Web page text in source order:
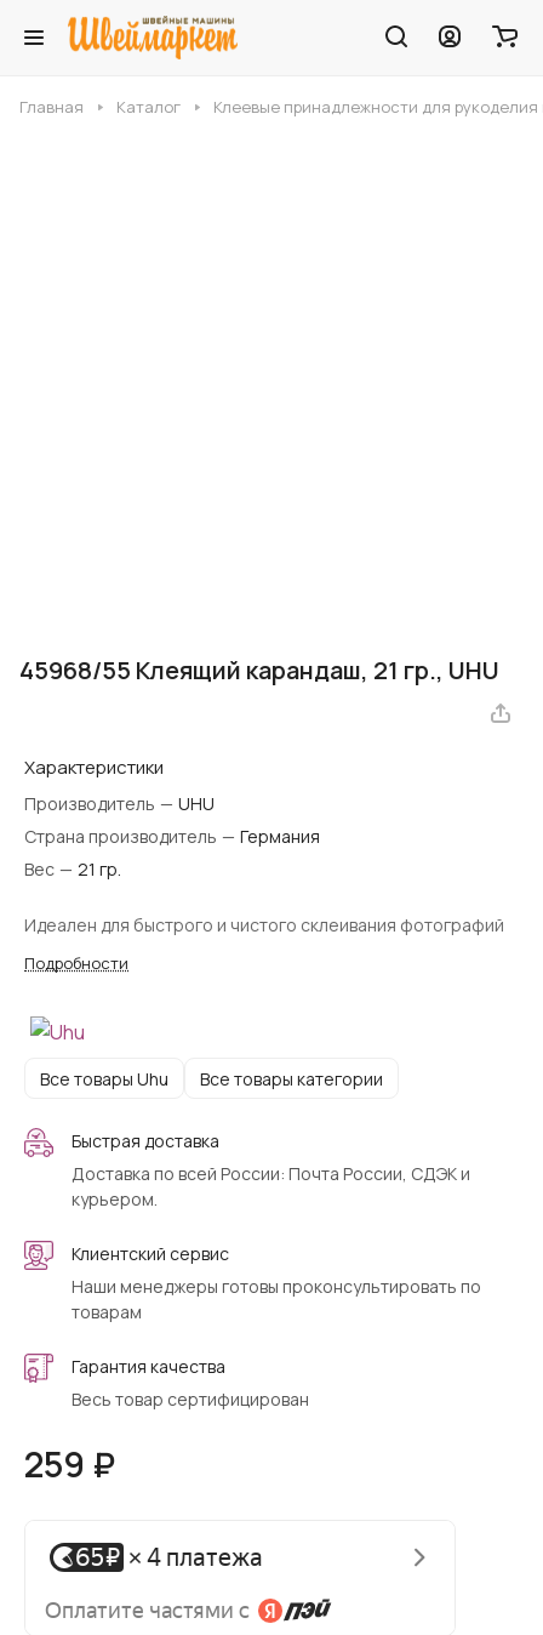
Главная Каталог Клеевые принадлежности для
45968/55 Клеящий карандаш, 21 гр., UHU
Характеристики
Производитель — UHU
Страна производитель — Германия
Вес — 21 гр.
Идеален для быстрого и чистого склеивания фотографий
Подробности
Все товары Uhu Все товары категории
Быстрая доставка
Доставка по всей России: Почта России, СДЭК и
курьером.
Клиентский сервис
Наши менеджеры готовы проконсультировать по
товарам
Гарантия качества
Весь товар сертифицирован
259 ₽